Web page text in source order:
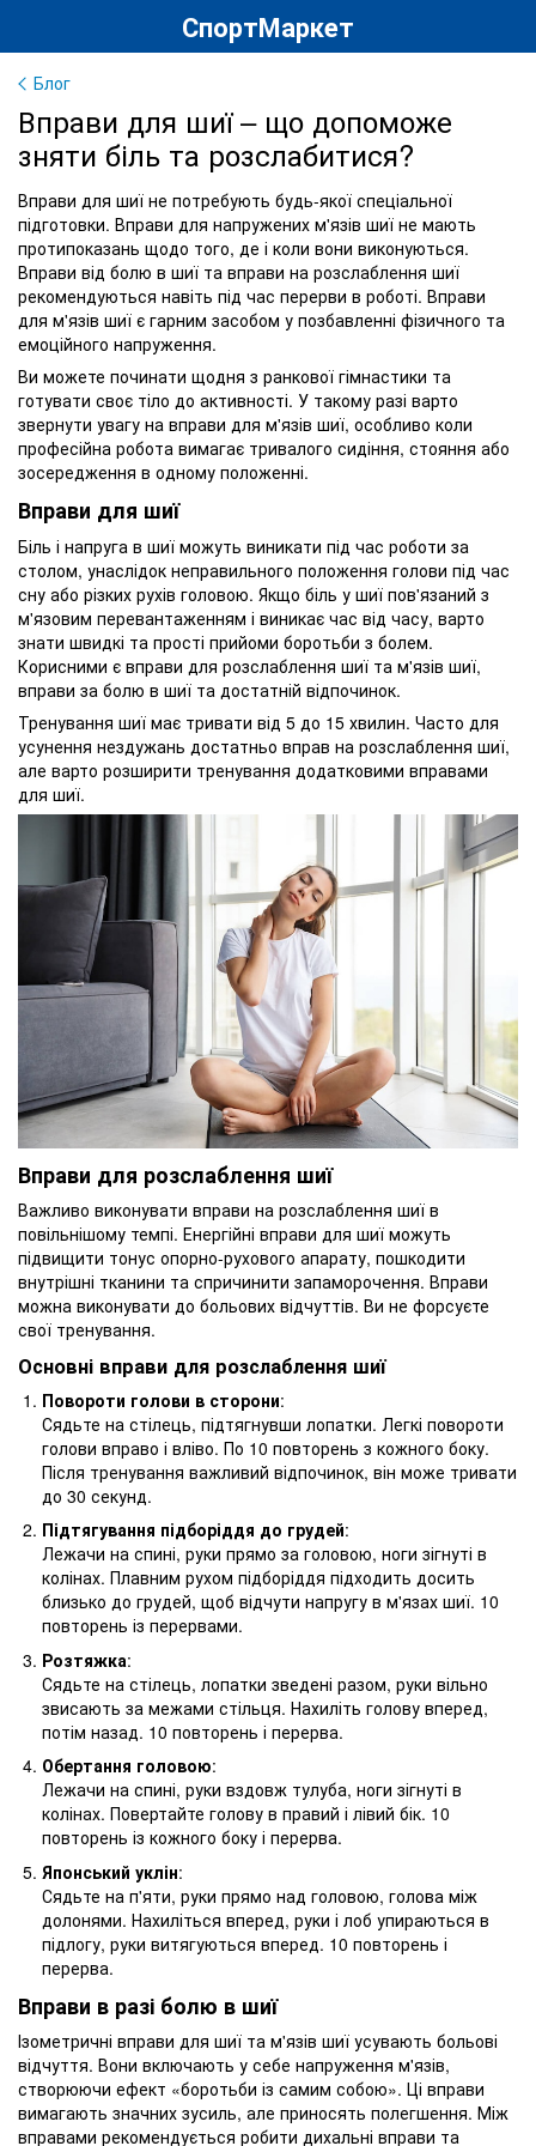
СпортМаркет
Блог
Вправи для шиї – що допоможе
зняти біль та розслабитися?
Вправи для шиї не потребують будь-якої спеціальної
підготовки. Вправи для напружених м'язів шиї не мають
протипоказань щодо того, де і коли вони виконуються.
Вправи від болю в шиї та вправи на розслаблення шиї
рекомендуються навіть під час перерви в роботі. Вправи
для м'язів шиї є гарним засобом у позбавленні фізичного та
емоційного напруження.
Ви можете починати щодня з ранкової гімнастики та
готувати своє тіло до активності. У такому разі варто
звернути увагу на вправи для м'язів шиї, особливо коли
професійна робота вимагає тривалого сидіння, стояння або
зосередження в одному положенні.
Вправи для шиї
Біль і напруга в шиї можуть виникати під час роботи за
столом, унаслідок неправильного положення голови під час
сну або різких рухів головою. Якщо біль у шиї пов'язаний з
м'язовим перевантаженням і виникає час від часу, варто
знати швидкі та прості прийоми боротьби з болем.
Корисними є вправи для розслаблення шиї та м'язів шиї,
вправи за болю в шиї та достатній відпочинок.
Тренування шиї має тривати від 5 до 15 хвилин. Часто для
усунення нездужань достатньо вправ на розслаблення шиї,
але варто розширити тренування додатковими вправами
для шиї.
Вправи для розслаблення шиї
Важливо виконувати вправи на розслаблення шиї в
повільнішому темпі. Енергійні вправи для шиї можуть
підвищити тонус опорно-рухового апарату, пошкодити
внутрішні тканини та спричинити запаморочення. Вправи
можна виконувати до больових відчуттів. Ви не форсуєте
свої тренування.
Основні вправи для розслаблення шиї
Повороти голови в сторони:
Сядьте на стілець, підтягнувши лопатки. Легкі повороти
голови вправо і вліво. По 10 повторень з кожного боку.
Після тренування важливий відпочинок, він може тривати
до 30 секунд.
Підтягування підборіддя до грудей:
Лежачи на спині, руки прямо за головою, ноги зігнуті в
колінах. Плавним рухом підборіддя підходить досить
близько до грудей, щоб відчути напругу в м'язах шиї. 10
повторень із перервами.
Розтяжка:
Сядьте на стілець, лопатки зведені разом, руки вільно
звисають за межами стільця. Нахиліть голову вперед,
потім назад. 10 повторень і перерва.
Обертання головою:
Лежачи на спині, руки вздовж тулуба, ноги зігнуті в
колінах. Повертайте голову в правий і лівий бік. 10
повторень із кожного боку і перерва.
Японський уклін:
Сядьте на п'яти, руки прямо над головою, голова між
долонями. Нахиліться вперед, руки і лоб упираються в
підлогу, руки витягуються вперед. 10 повторень і
перерва.
Вправи в разі болю в шиї
Ізометричні вправи для шиї та м'язів шиї усувають больові
відчуття. Вони включають у себе напруження м'язів,
створюючи ефект «боротьби із самим собою». Ці вправи
вимагають значних зусиль, але приносять полегшення. Між
вправами рекомендується робити дихальні вправи та